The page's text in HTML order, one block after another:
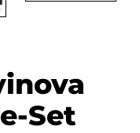
Set